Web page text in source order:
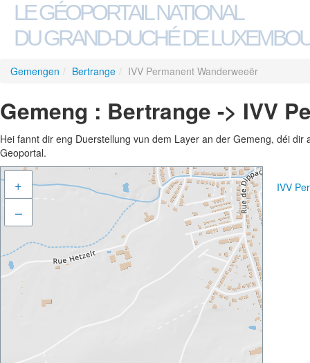
LE GÉOPORTAIL NATIONAL
DU GRAND-DUCHÉ DE
Gemengen / Bertrange / IVV Permanent Wanderweeër
Gemeng : Bertrange -> IVV
Hei fannt dir eng Duerstellung vun dem Layer an der Gemeng, déi
Geoportal.
+
–
IVV